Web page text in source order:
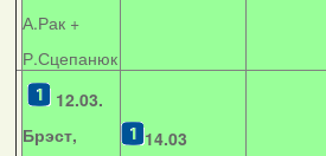
А.Рак +
Р.Сцепанюк
12.03.
Брэст,
14.03